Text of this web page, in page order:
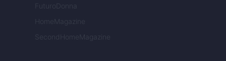
FuturoDonna
HomeMagazine
SecondHomeMagazine